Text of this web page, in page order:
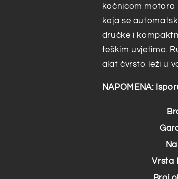
kočnicom motora
koja se
dručke i
teškim uvjetima.
alat čvrsto leži u
NAPOMENA:
Vrsta